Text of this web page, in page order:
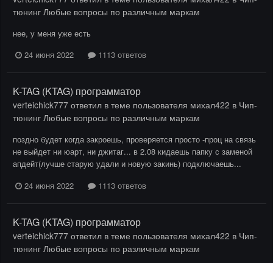
тюнинг Любые вопросы по различным маркам
нее, у меня уже есть
24 июня 2022
1113 ответов
K-TAG (KTAG) программатор
verteichick777 ответил в теме пользователя михал422 в Чип-
тюнинг Любые вопросы по различным маркам
поздно будет когда закроешь, проверяется просто -проц на связь
не выйдет ни юарт, ни джитаг... в 2.08 кидаешь папку с заменой
апдейт(лучше старую удали и новую закинь) подключаешь...
24 июня 2022
1113 ответов
K-TAG (KTAG) программатор
verteichick777 ответил в теме пользователя михал422 в Чип-
тюнинг Любые вопросы по различным маркам